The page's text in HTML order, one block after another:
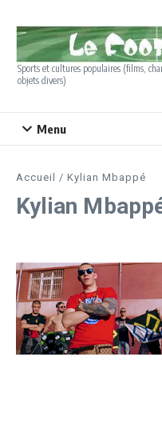
Sports et cultures populaires (films,
objets divers)
Menu
Accueil / Kylian Mbappé
Kylian